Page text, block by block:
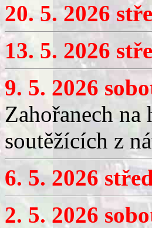
20. 5. 2026
13. 5. 2026
9. 5. 2026
Zahořanech
soutěžících z
6. 5. 2026
2. 5. 2026